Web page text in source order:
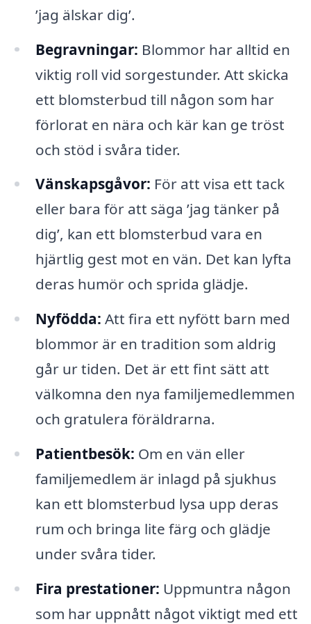
’jag älskar dig’.
Begravningar: Blommor har alltid en
viktig roll vid sorgestunder. Att skicka
ett blomsterbud till någon som har
förlorat en nära och kär kan ge tröst
och stöd i svåra tider.
Vänskapsgåvor: För att visa ett tack
eller bara för att säga ’jag tänker på
dig’, kan ett blomsterbud vara en
hjärtlig gest mot en vän. Det kan lyfta
deras humör och sprida glädje.
Nyfödda: Att fira ett nyfött barn med
blommor är en tradition som aldrig
går ur tiden. Det är ett fint sätt att
välkomna den nya familjemedlemmen
och gratulera föräldrarna.
Patientbesök: Om en vän eller
familjemedlem är inlagd på sjukhus
kan ett blomsterbud lysa upp deras
rum och bringa lite färg och glädje
under svåra tider.
Fira prestationer: Uppmuntra någon
som har uppnått något viktigt med ett